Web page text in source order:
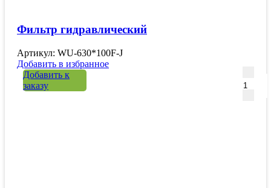
Фильтр гидравлический
Артикул: WU-630*100F-J
Добавить в избранное
Добавить к
заказу